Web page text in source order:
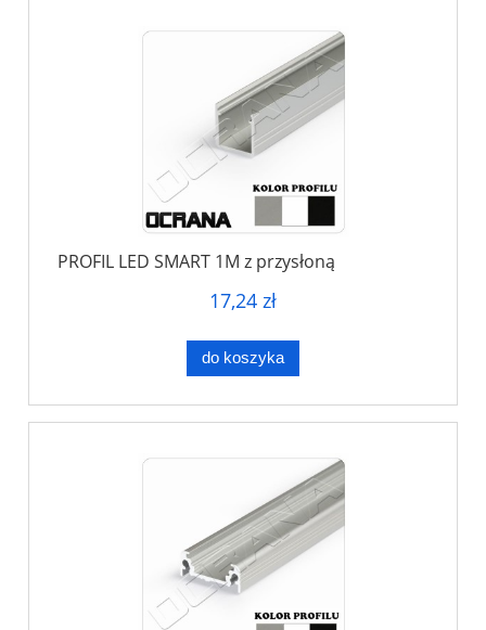
PROFIL LED SMART 1M z przysłoną
17,24 zł
do koszyka